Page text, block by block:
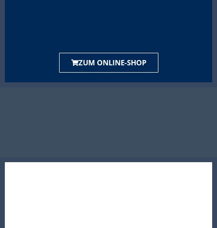
ZUM ONLINE-SHOP